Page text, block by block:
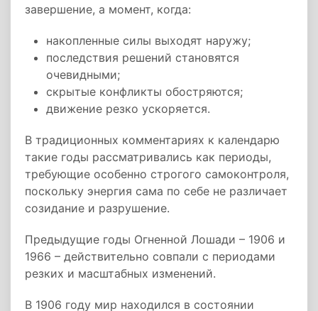
завершение, а момент, когда:
накопленные силы выходят наружу;
последствия решений становятся
очевидными;
скрытые конфликты обостряются;
движение резко ускоряется.
В традиционных комментариях к календарю
такие годы рассматривались как периоды,
требующие особенно строгого самоконтроля,
поскольку энергия сама по себе не различает
созидание и разрушение.
Предыдущие годы Огненной Лошади – 1906 и
1966 – действительно совпали с периодами
резких и масштабных изменений.
В 1906 году мир находился в состоянии